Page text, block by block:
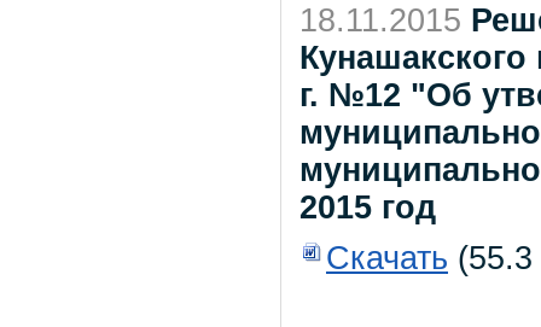
18.11.2015
Кунашакского
г. №12 "Об
2015 год
Скачать